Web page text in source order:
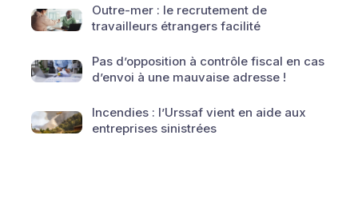
Outre-mer : le recrutement de
travailleurs étrangers facilité
Pas d’opposition à contrôle fiscal en cas
d’envoi à une mauvaise adresse !
Incendies : l’Urssaf vient en aide aux
entreprises sinistrées